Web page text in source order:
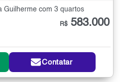
Guilherme com 3 quartos
R$ 583.000
Contatar